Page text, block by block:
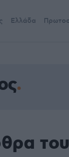
Ελλάδα